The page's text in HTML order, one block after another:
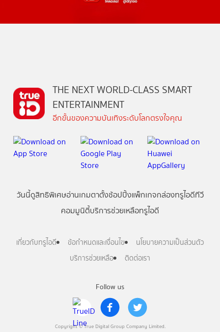
Follow us
Copyright © True Digital Group Company Limited.
THE NEXT WORLD-CLASS SMART
ENTERTAINMENT
อีกขั้นของความบันเทิงระดับโลกตรงใจคุณ
วันนี้ดูสิทธิพิเศษอ่านเกมตาตั้งช้อปปิ้งแพ็กเกจกล่องทรูไอดีทีวี
คอมมูนิตี้บริการช่วยเหลือทรูไอดี
เกี่ยวกับทรูไอดี ข้อกำหนดและเงื่อนไข
นโยบายความเป็นส่วนตัว
บริการช่วยเหลือ
ติดต่อเรา